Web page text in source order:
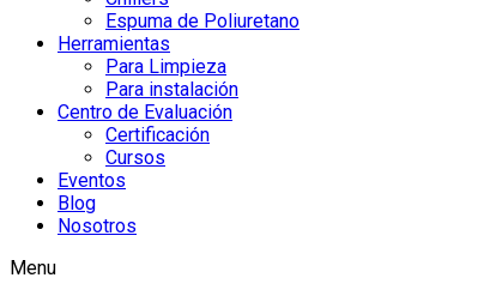
Espuma de Poliuretano
Herramientas
Para Limpieza
Para instalación
Centro de Evaluación
Certificación
Cursos
Eventos
Blog
Nosotros
Menu